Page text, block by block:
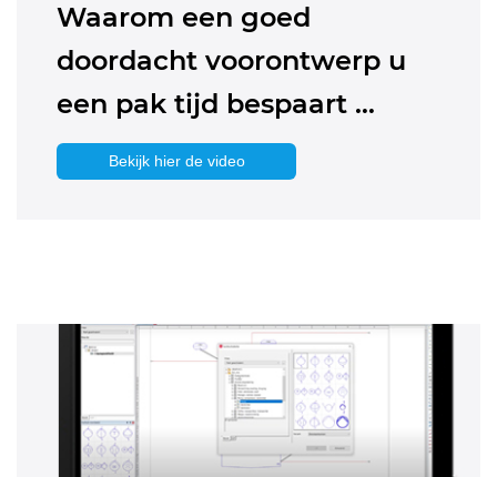
Waarom een goed
doordacht voorontwerp u
een pak tijd bespaart …
Bekijk hier de video